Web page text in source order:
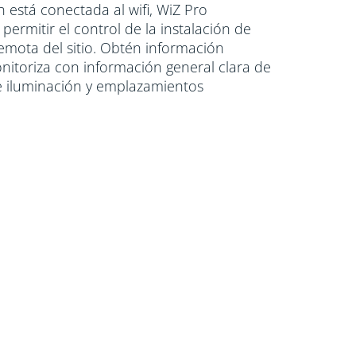
está conectada al wifi, WiZ Pro
el control de la instalación de
del sitio. Obtén información
con información general clara de
iluminación y emplazamientos